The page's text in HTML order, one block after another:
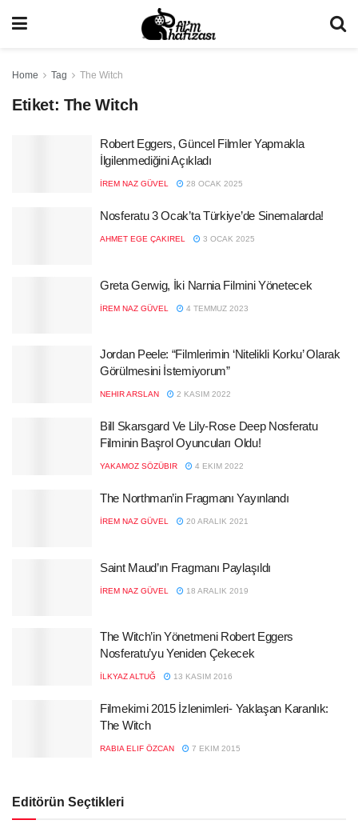
Home Tag The Witch
Etiket: The Witch
Robert Eggers, Güncel Filmler Yapmakla
İlgilenmediğini Açıkladı
İREM NAZ GÜVEL 28 OCAK 2025
Nosferatu 3 Ocak’ta Türkiye’de Sinemalarda!
AHMET EGE ÇAKIREL 3 OCAK 2025
Greta Gerwig, İki Narnia Filmini Yönetecek
İREM NAZ GÜVEL 4 TEMMUZ 2023
Jordan Peele: “Filmlerimin ‘Nitelikli Korku’ Olarak
Görülmesini İstemiyorum”
NEHIR ARSLAN 2 KASIM 2022
Bill Skarsgard Ve Lily-Rose Deep Nosferatu
Filminin Başrol Oyuncuları Oldu!
YAKAMOZ SÖZÜBIR 4 EKIM 2022
The Northman’in Fragmanı Yayınlandı
İREM NAZ GÜVEL 20 ARALIK 2021
Saint Maud’ın Fragmanı Paylaşıldı
İREM NAZ GÜVEL 18 ARALIK 2019
The Witch’in Yönetmeni Robert Eggers
Nosferatu’yu Yeniden Çekecek
İLKYAZ ALTUĞ 13 KASIM 2016
Filmekimi 2015 İzlenimleri- Yaklaşan Karanlık:
The Witch
RABIA ELIF ÖZCAN 7 EKIM 2015
Editörün Seçtikleri